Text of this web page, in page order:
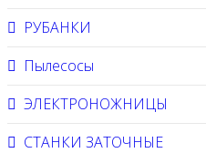
РУБАНКИ
Пылесосы
ЭЛЕКТРОНОЖНИЦЫ
СТАНКИ ЗАТОЧНЫЕ